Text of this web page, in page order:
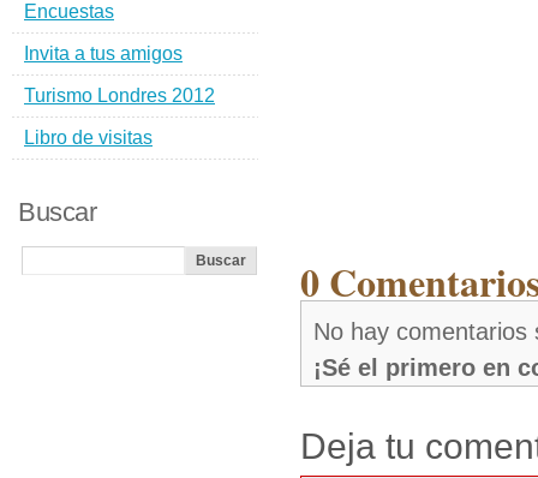
0
No hay comentarios
¡Sé el primero en
Deja tu
Encuestas
Invita a tus amigos
Turismo Londres 2012
Libro de visitas
Buscar